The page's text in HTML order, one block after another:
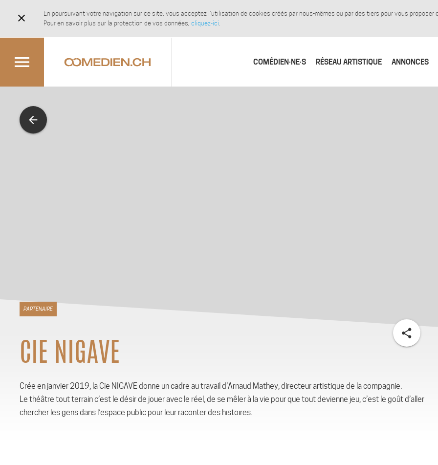
close
En poursuivant votre navigation sur ce site, vous acceptez l'utilisation de cookies créés par nous-mêmes ou par des tiers pour vous proposer
Pour en savoir plus sur la protection de vos données, cliquez-ici.
menu COMÉDIEN·NE·S RÉSEAU ARTISTIQUE ANNONCES
arrow_back
PARTENAIRE
share
CIE NIGAVE
Crée en janvier 2019, la Cie NIGAVE donne un cadre au travail d’Arnaud Mathey, directeur artistique de la compagnie.
Le théâtre tout terrain c’est le désir de jouer avec le réel, de se mêler à la vie pour que tout devienne jeu, c’est le goût d’aller
chercher les gens dans l’espace public pour leur raconter des histoires.